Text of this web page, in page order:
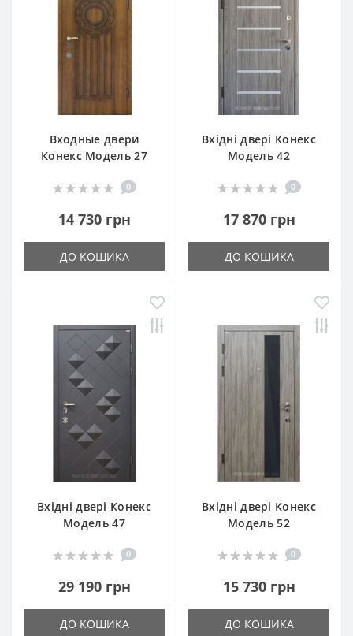
Входные двери
Конекс Модель 27
0
14 730 грн
ДО КОШИКА
Вхідні двері Конекс
Модель 42
0
17 870 грн
ДО КОШИКА
Вхідні двері Конекс
Модель 47
0
29 190 грн
ДО КОШИКА
Вхідні двері Конекс
Модель 52
0
15 730 грн
ДО КОШИКА